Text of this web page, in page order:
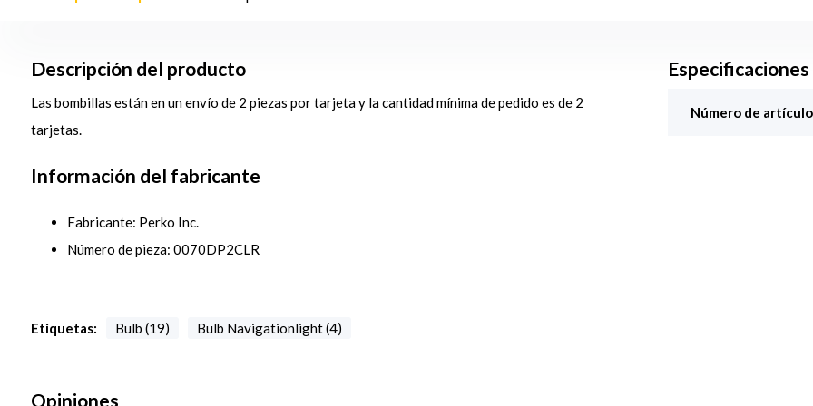
Descripción del producto
Las bombillas están en un envío de 2 piezas por tarjeta y la cantidad mínima de pedido es de 2
tarjetas.
Información del fabricante
Fabricante: Perko Inc.
Número de pieza: 0070DP2CLR
Etiquetas: Bulb (19) Bulb Navigationlight (4)
Especificaciones
Número de
Opiniones